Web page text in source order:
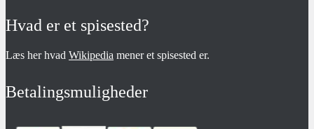
Hvad er et spisested?
Læs her hvad Wikipedia mener et spisested er.
Betalingsmuligheder